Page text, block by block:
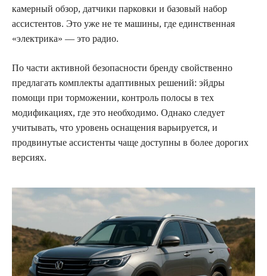
камерный обзор, датчики парковки и базовый набор
ассистентов. Это уже не те машины, где единственная
«электрика» — это радио.
По части активной безопасности бренду свойственно
предлагать комплекты адаптивных решений: эйдры
помощи при торможении, контроль полосы в тех
модификациях, где это необходимо. Однако следует
учитывать, что уровень оснащения варьируется, и
продвинутые ассистенты чаще доступны в более дорогих
версиях.